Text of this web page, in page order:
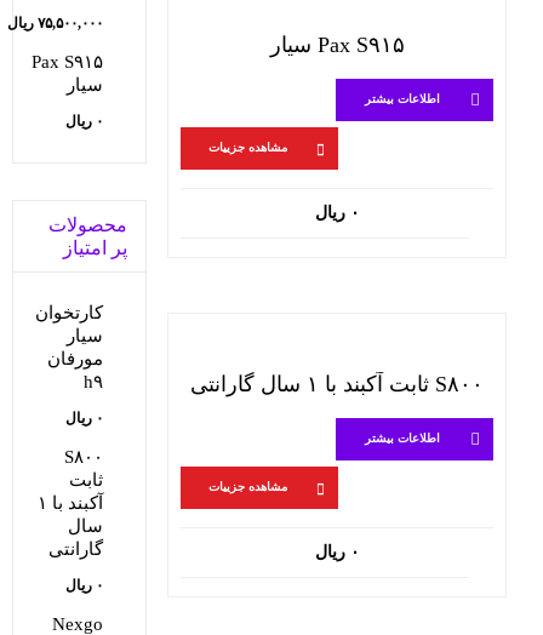
Pax S۹۱۵ سیار
اطلاعات بیشتر
مشاهده جزییات
۰ ریال
S۸۰۰ ثابت آکبند با ۱ سال گارانتی
اطلاعات بیشتر
مشاهده جزییات
۰ ریال
قیمت
اصلی:
بود.
۷۵,۵۰۰,۰۰۰ ریال
قیمت
فعلی:
۷۵,۵۰۰,۰۰۰ ریال.
Pax S۹۱۵
سیار
۰ ریال
محصولات
پر امتیاز
کارتخوان
سیار
مورفان
h۹
۰ ریال
S۸۰۰
ثابت
آکبند با ۱
سال
گارانتی
۰ ریال
Nexgo